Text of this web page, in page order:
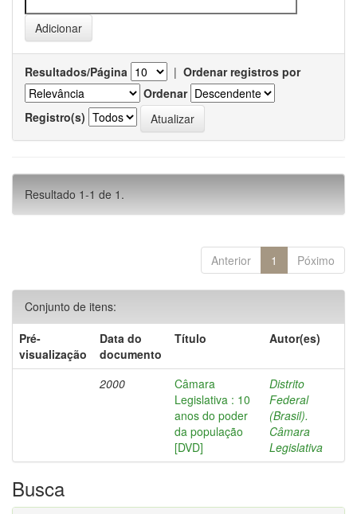
Resultados/Página | Ordenar registros por
Ordenar
Registro(s)
Resultado 1-1 de 1.
Anterior 1 Póximo
Conjunto de itens:
Pré-
visualização
Data do
documento
Título Autor(es)
2000
Câmara
Legislativa : 10
anos do poder
da população
[DVD]
Distrito
Federal
(Brasil).
Câmara
Legislativa
Busca